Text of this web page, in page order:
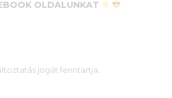
OLDALUNKAT
jogát fenntartja.